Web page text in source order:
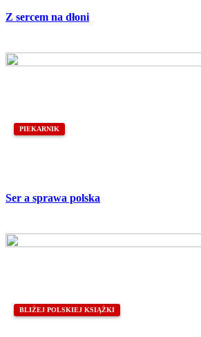
Z sercem na dłoni
PIEKARNIK
Ser a sprawa polska
BLIŻEJ POLSKIEJ KSIĄŻKI